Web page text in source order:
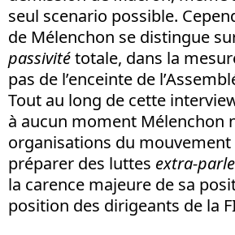
seul scenario possible.
de Mélenchon se distingue
passivitétotale, dans la
pas de l’enceinte de
Tout au long de cette
à aucun moment Mélenchon
organisations du mouvement
préparer des luttes extra-
la carence majeure de sa
position des dirigeants de la